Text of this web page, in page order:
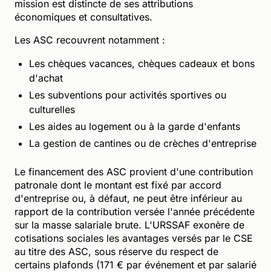
mission est distincte de ses attributions
économiques et consultatives.
Les ASC recouvrent notamment :
Les chèques vacances, chèques cadeaux et bons
d'achat
Les subventions pour activités sportives ou
culturelles
Les aides au logement ou à la garde d'enfants
La gestion de cantines ou de crèches d'entreprise
Le financement des ASC provient d'une contribution
patronale dont le montant est fixé par accord
d'entreprise ou, à défaut, ne peut être inférieur au
rapport de la contribution versée l'année précédente
sur la masse salariale brute. L'URSSAF exonère de
cotisations sociales les avantages versés par le CSE
au titre des ASC, sous réserve du respect de
certains plafonds (171 € par événement et par salarié